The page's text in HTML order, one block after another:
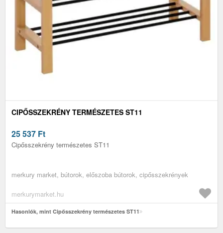
CIPŐSSZEKRÉNY TERMÉSZETES ST11
25 537 Ft
Cipősszekrény természetes ST11
merkury market, bútorok, előszoba bútorok, cipősszekrények
merkurymarket.hu
Hasonlók, mint Cipősszekrény természetes ST11